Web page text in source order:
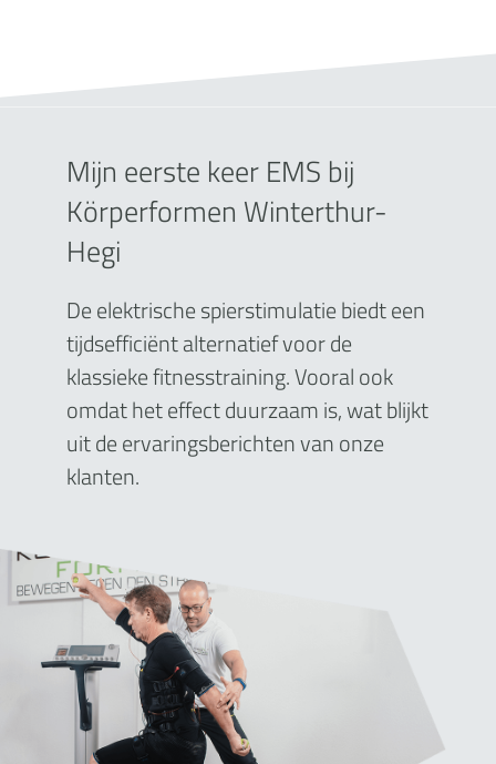
Mijn eerste keer EMS bij
Körperformen Winterthur-
Hegi
De elektrische spierstimulatie biedt een
tijdsefficiënt alternatief voor de
klassieke fitnesstraining. Vooral ook
omdat het effect duurzaam is, wat blijkt
uit de ervaringsberichten van onze
klanten.